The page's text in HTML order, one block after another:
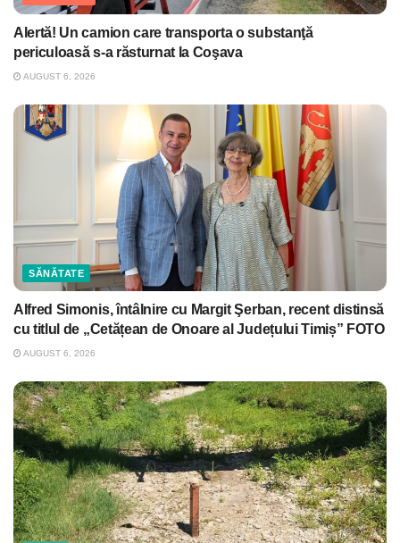
Alertă! Un camion care transporta o substanţă
periculoasă s-a răsturnat la Coşava
AUGUST 6, 2026
SĂNĂTATE
Alfred Simonis, întâlnire cu Margit Şerban, recent distinsă
cu titlul de „Cetățean de Onoare al Județului Timiș” FOTO
AUGUST 6, 2026